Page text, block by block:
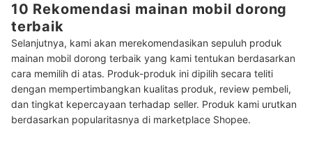
10 Rekomendasi mainan mobil dorong
terbaik
Selanjutnya, kami akan merekomendasikan sepuluh produk
mainan mobil dorong terbaik yang kami tentukan berdasarkan
cara memilih di atas. Produk-produk ini dipilih secara teliti
dengan mempertimbangkan kualitas produk, review pembeli,
dan tingkat kepercayaan terhadap seller. Produk kami urutkan
berdasarkan popularitasnya di marketplace Shopee.